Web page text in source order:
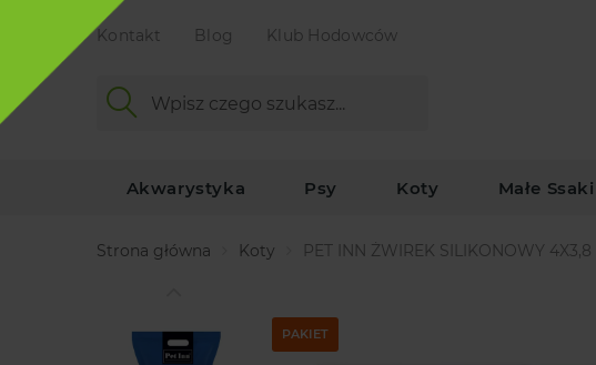
Kontakt Blog Klub Hodowców
Akwarystyka Psy Koty Małe Ssaki
Strona główna Koty PET INN ŻWIREK SILIKONOWY 4X3,8 L
PAKIET